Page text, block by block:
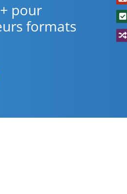
pour
formats